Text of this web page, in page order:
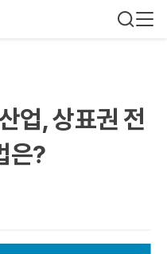
업, 상표권 전
은?